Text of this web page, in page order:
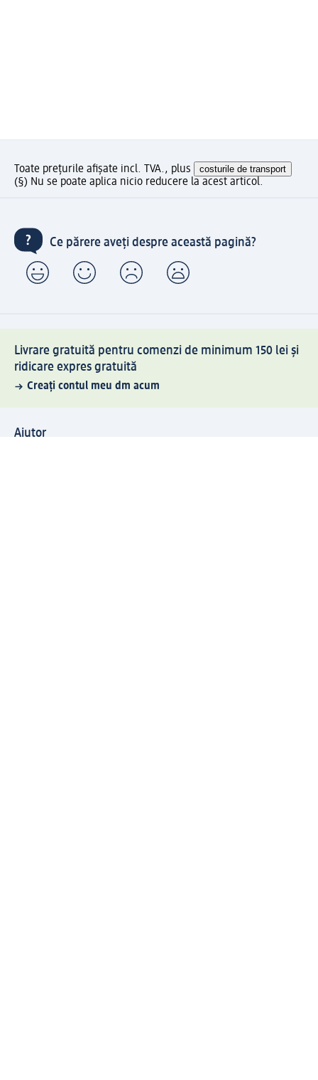
Toate prețurile afișate incl. TVA., plus costurile de transport
(§) Nu se poate aplica nicio reducere la acest articol.
Ce părere aveți despre această pagină?
Livrare gratuită pentru comenzi de minimum 150 lei și
ridicare expres gratuită
Creați contul meu dm acum
Ajutor